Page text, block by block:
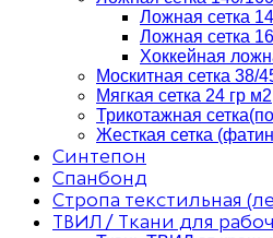
Ложная сетка
Ложная сетка
Хоккейная
Москитная сетка 38/
Мягкая сетка 24 гр м2
Трикотажная
Жесткая сетка
Синтепон
Спанбонд
Стропа текстильная
ТВИЛ / Ткани для